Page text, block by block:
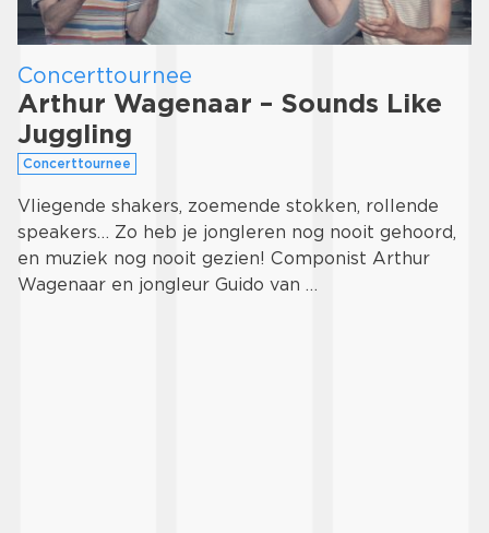
Concerttournee
Arthur Wagenaar – Sounds Like
Juggling
Concerttournee
Vliegende shakers, zoemende stokken, rollende
speakers… Zo heb je jongleren nog nooit gehoord,
en muziek nog nooit gezien! Componist Arthur
Wagenaar en jongleur Guido van …